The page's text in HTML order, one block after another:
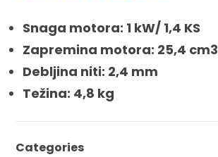
Snaga motora: 1 kW/ 1,4 KS
Zapremina motora: 25,4 cm3
Debljina niti: 2,4 mm
Težina: 4,8 kg
Categories